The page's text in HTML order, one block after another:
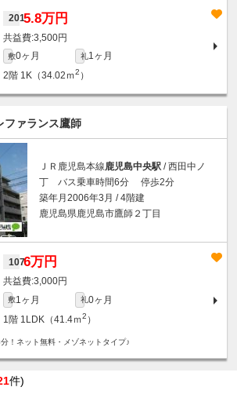
2015.8万円
3,500円
敷0ヶ月 礼1ヶ月
2階 1K（34.02ｍ2 ）
ファランス鷹師
ＪＲ鹿児島本線鹿児島中央駅 / 西田中ノ
丁 バス乗車時間6分 停歩2分
築年月2006年3月 / 4階建
鹿児島県鹿児島市鷹師２丁目
1076万円
3,000円
敷1ヶ月 礼0ヶ月
1階 1LDK（41.4ｍ2 ）
！ネット無料・メゾネットタイプ♪
件)